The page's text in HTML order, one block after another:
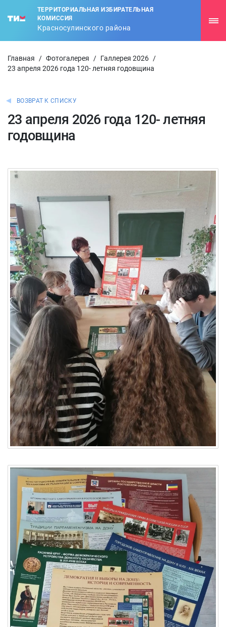
ТЕРРИТОРИАЛЬНАЯ ИЗБИРАТЕЛЬНАЯ
КОМИССИЯ
Красносулинского района
Главная / Фотогалерея / Галлерея 2026 /
23 апреля 2026 года 120- летняя годовщина
ВОЗВРАТ К СПИСКУ
23 апреля 2026 года 120- летняя
годовщина